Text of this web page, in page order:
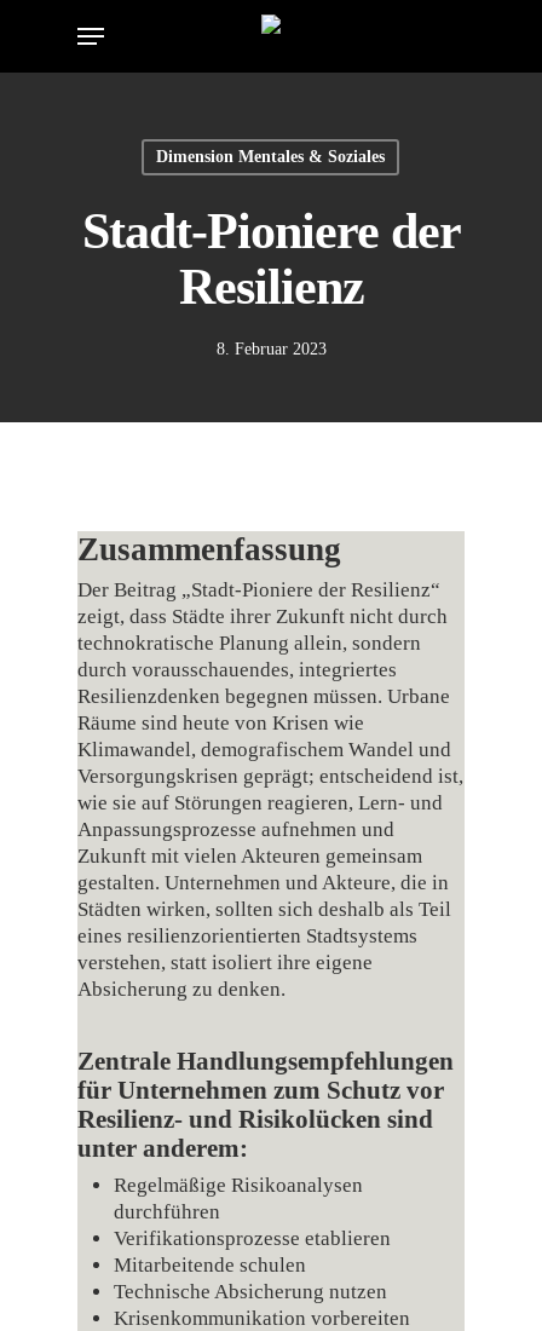
Menu
Dimension Mentales & Soziales
Stadt-Pioniere der
Resilienz
8. Februar 2023
Zusammenfassung
Der Beitrag „Stadt‑Pioniere der Resilienz“
zeigt, dass Städte ihrer Zukunft nicht durch
technokratische Planung allein, sondern
durch vorausschauendes, integriertes
Resilienzdenken begegnen müssen. Urbane
Räume sind heute von Krisen wie
Klimawandel, demografischem Wandel und
Versorgungskrisen geprägt; entscheidend ist,
wie sie auf Störungen reagieren, Lern- und
Anpassungsprozesse aufnehmen und
Zukunft mit vielen Akteuren gemeinsam
gestalten. Unternehmen und Akteure, die in
Städten wirken, sollten sich deshalb als Teil
eines resilienzorientierten Stadtsystems
verstehen, statt isoliert ihre eigene
Absicherung zu denken.
Zentrale Handlungsempfehlungen
für Unternehmen zum Schutz vor
Resilienz‑ und Risikolücken sind
unter anderem:
Regelmäßige Risikoanalysen
durchführen
Verifikationsprozesse etablieren
Mitarbeitende schulen
Technische Absicherung nutzen
Krisenkommunikation vorbereiten